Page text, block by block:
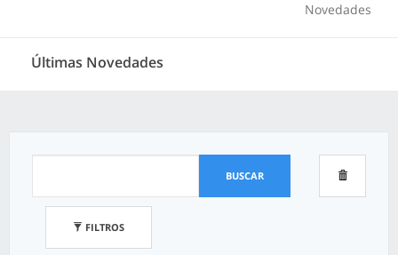
Novedades
Últimas Novedades
BUSCAR
FILTROS